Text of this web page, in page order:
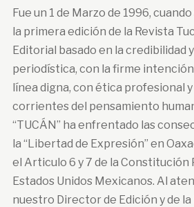
Fue un 1 de Marzo de 1996,
la primera edición de la Revista
Editorial basado en la credibilidad
periodística, con la firme
línea digna, con ética profesional
corrientes del pensamiento
“TUCÁN” ha enfrentado las
la “Libertad de Expresión” en
el Articulo 6 y 7 de la Constitución
Estados Unidos Mexicanos. Al
nuestro Director de Edición y de la